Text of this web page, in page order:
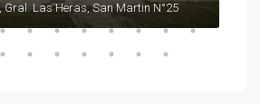
Gral. Las Heras, San Martin N°25